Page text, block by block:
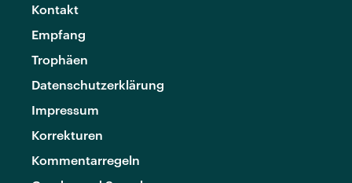
Kontakt
Empfang
Trophäen
Datenschutzerklärung
Impressum
Korrekturen
Kommentarregeln